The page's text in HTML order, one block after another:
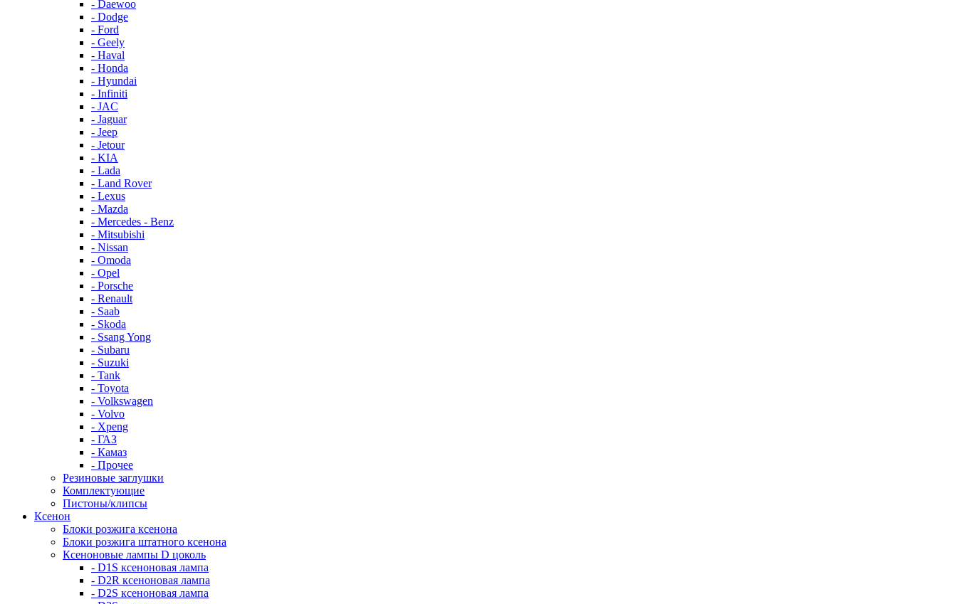
- Daewoo
- Dodge
- Ford
- Geely
- Haval
- Honda
- Hyundai
- Infiniti
- JAC
- Jaguar
- Jeep
- Jetour
- KIA
- Lada
- Land Rover
- Lexus
- Mazda
- Mercedes - Benz
- Mitsubishi
- Nissan
- Omoda
- Opel
- Porsche
- Renault
- Saab
- Skoda
- Ssang Yong
- Subaru
- Suzuki
- Tank
- Toyota
- Volkswagen
- Volvo
- Xpeng
- ГАЗ
- Камаз
- Прочее
Резиновые заглушки
Комплектующие
Пистоны/клипсы
Ксенон
Блоки розжига ксенона
Блоки розжига штатного ксенона
Ксеноновые лампы D цоколь
- D1S ксеноновая лампа
- D2R ксеноновая лампа
- D2S ксеноновая лампа